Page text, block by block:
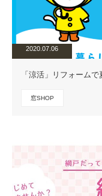
2020.07.06
「涼活」リフォーム
窓SHOP